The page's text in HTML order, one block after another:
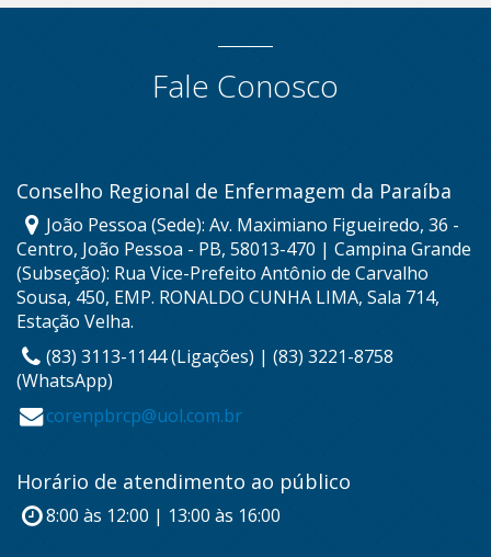
Fale Conosco
Conselho Regional de Enfermagem da Paraíba
João Pessoa (Sede): Av. Maximiano Figueiredo, 36 -
Centro, João Pessoa - PB, 58013-470 | Campina Grande
(Subseção): Rua Vice-Prefeito Antônio de Carvalho
Sousa, 450, EMP. RONALDO CUNHA LIMA, Sala 714,
Estação Velha.
(83) 3113-1144 (Ligações) | (83) 3221-8758
(WhatsApp)
corenpbrcp@uol.com.br
Horário de atendimento ao público
8:00 às 12:00 | 13:00 às 16:00